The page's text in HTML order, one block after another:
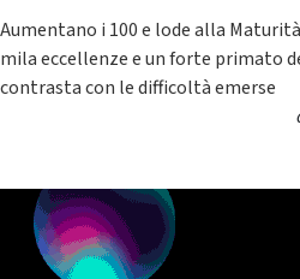
Aumentano i 100 e lode alla
mila eccellenze e un forte primato
contrasta con le difficoltà emerse